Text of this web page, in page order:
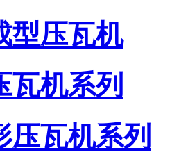
型压瓦机
瓦机系列
压瓦机系列